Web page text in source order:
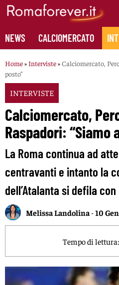
Skip
content
NEWS CALCIOMERCATO
Home»Interviste»Calciomercato,
posto”
INTERVISTE
Calciomercato,
Raspadori: “Siamo
La Roma continua ad
centravanti e intanto la
dell’Atalanta si defila
Melissa Landolina -10
Tempo di lettura: